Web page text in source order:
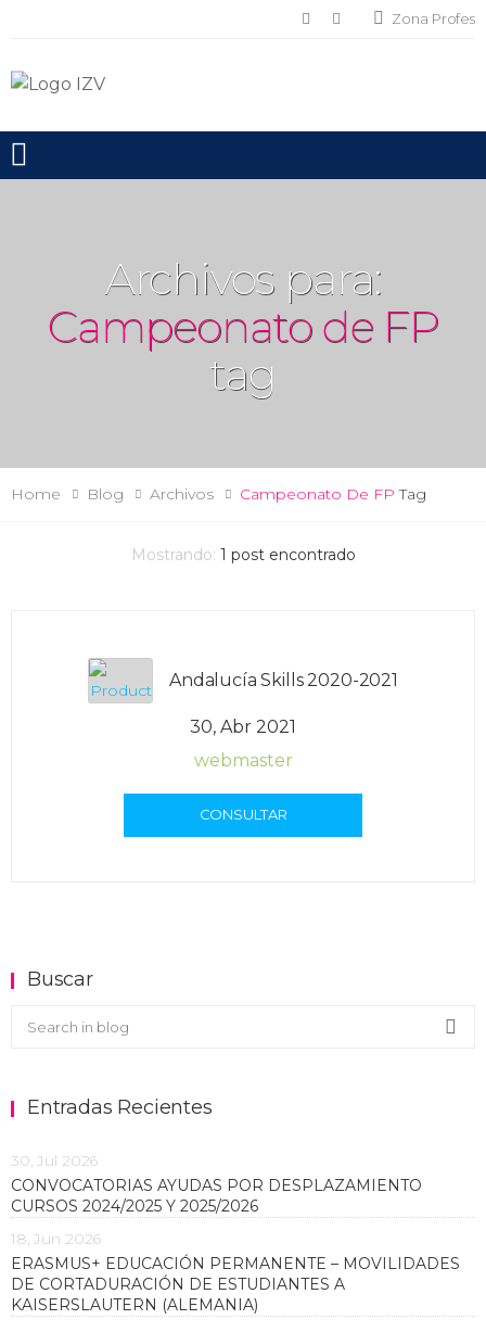
Zona Profes
Toggle mobile menu
Archivos para:
Campeonato de FP
tag
Home Blog Archivos Campeonato De FP Tag
Mostrando: 1 post encontrado
Andalucía Skills 2020-2021
30, Abr 2021
webmaster
CONSULTAR
Buscar
Buscar en el blog
Entradas Recientes
30, Jul 2026
CONVOCATORIAS AYUDAS POR DESPLAZAMIENTO
CURSOS 2024/2025 Y 2025/2026
18, Jun 2026
ERASMUS+ EDUCACIÓN PERMANENTE – MOVILIDADES
DE CORTADURACIÓN DE ESTUDIANTES A
KAISERSLAUTERN (ALEMANIA)